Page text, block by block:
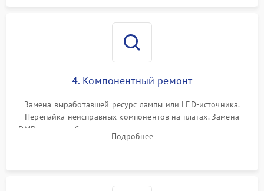
4. Компонентный ремонт
Замена выработавшей ресурс лампы или LED-источника.
Перепайка неисправных компонентов на платах. Замена
DMD-чипа при битых пикселях, установка нового цветового
колеса или восстановление сгоревших поляризационных
Подробнее